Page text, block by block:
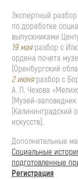
Экспертный
по доработке
выпускниками
19 маяразбор с
ордена почета
(Оренбургский
2 июняразбор с
А. П. Чехова
(Музей-заповедник
(Калининградский
искусств).
Дополнительные
Социальные
подготовленные
Регистрация